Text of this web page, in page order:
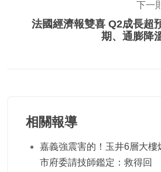
下一
法國經濟報雙喜 Q2成長超
期、通膨降
相關報導
嘉義強震害的！玉井6層大
市府委請技師鑑定：救得回